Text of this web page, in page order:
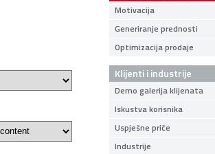
Motivacija
Generiranje prednosti
Optimizacija prodaje
Klijenti i industrije
Demo galerija klijenata
Iskustva korisnika
Uspješne priče
Industrije